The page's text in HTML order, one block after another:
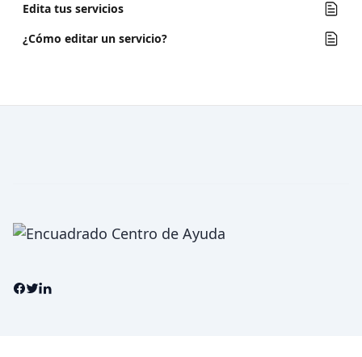
Edita tus servicios
¿Cómo editar un servicio?